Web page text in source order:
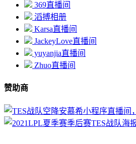
369直播间
滔搏相册
Karsa直播间
JackeyLove直播间
yuyanjia直播间
Zhuo直播间
赞助商